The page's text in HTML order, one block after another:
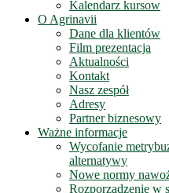
Kalendarz kursow
O Agrinavii
Dane dla klientów
Film prezentacja
Aktualności
Kontakt
Nasz zespół
Adresy
Partner biznesowy
Ważne informacje
Wycofanie
alternatywy
Nowe normy
Rozporządzenie w